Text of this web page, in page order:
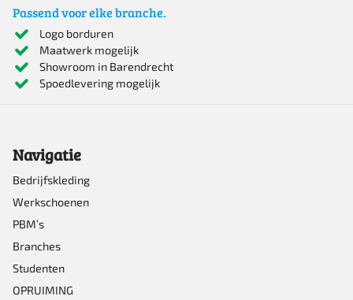
variaties.
Deze
optie
worden
op
de
productpagina
Passend voor elke branche.
Logo borduren
Maatwerk mogelijk
Showroom in Barendrecht
Spoedlevering mogelijk
Navigatie
Bedrijfskleding
Werkschoenen
PBM’s
Branches
Studenten
OPRUIMING